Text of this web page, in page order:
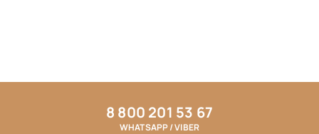
8 800 201 53 67
WHATSAPP / VIBER